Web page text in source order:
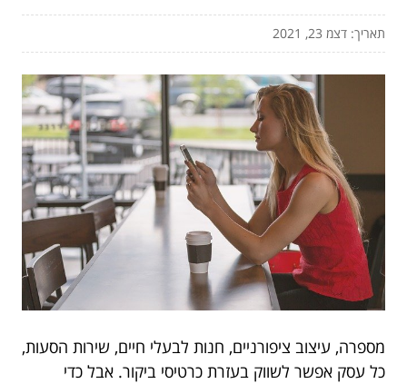
תאריך: דצמ 23, 2021
מספרה, עיצוב ציפורניים, חנות לבעלי חיים, שירות הסעות,
כל עסק אפשר לשווק בעזרת כרטיסי ביקור. אבל כדי